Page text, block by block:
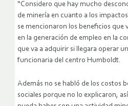
“Considero que hay mucho
de minería en cuanto a los
se mencionaron los beneficios que
en la generación de empleo en la
que va a adquirir si llegara operar
funcionaria del centro Humboldt.
Además no se habló de los costos
sociales porque no lo explicaron,